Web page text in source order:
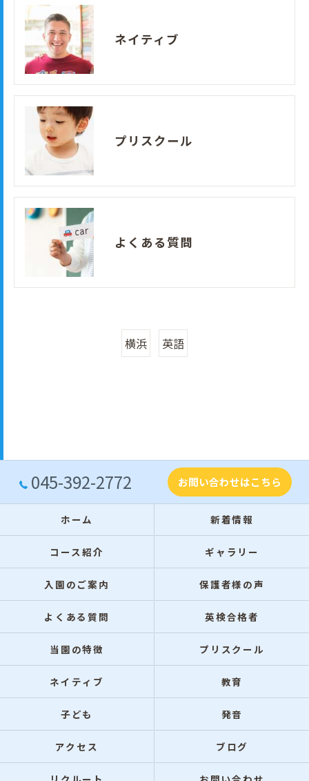
ネイティブ
プリスクール
よくある質問
横浜 英語
045-392-2772 お問い合わせはこちら
ホーム 新着情報
コース紹介 ギャラリー
入園のご案内 保護者様の声
よくある質問 英検合格者
当園の特徴 プリスクール
ネイティブ 教育
子ども 発音
アクセス ブログ